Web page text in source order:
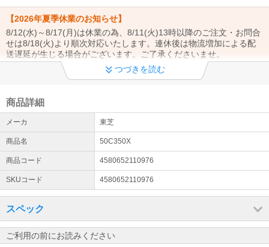
【2026年夏季休業のお知らせ】
8/12(水)～8/17(月)は休業の為、8/11(火)13時以降のご注文・お問合
せは8/18(火)より順次対応いたします。連休後は物流増加による配
送遅延が生じる場合がございます。ご了承くださいませ。
【商品発送についてのご案内】
営業日(月曜日)からの発送となる場合がございます。ご了承くださ
いませ。
エアコン設置工事お申込みまたはご検討のお客様へ
エアコン設置サービスは全国対応しております（窓用エアコンは工
事対象外です）。 エアコンのご注文→商品の出荷→設置業者様より
工事日のご連絡→設置工事の流れとなります。（商品は先納品で
す）
配送について
配送先が【沖縄県・離島】の場合は通常配送と異なるため、ご注文
をいただいた商品によっては、お届けまで日数を要する場合がござ
います。ご了承くださいませ。
つづきを読む
商品詳細
メーカ 東芝
商品名 50C350X
商品コード 4580652110976
SKUコード 4580652110976
スペック
ご利用の前にお読みください